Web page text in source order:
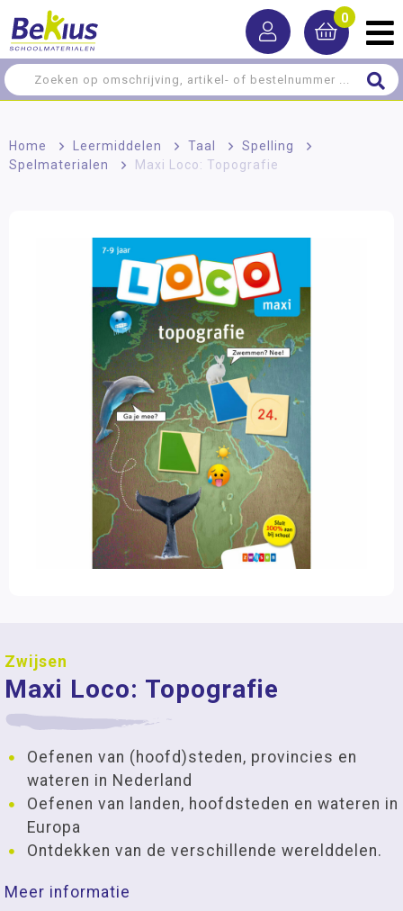
0
Home > Leermiddelen > Taal > Spelling
>
Spelmaterialen
> Maxi Loco: Topografie
Zwijsen
Maxi Loco: Topografie
Oefenen van (hoofd)steden, provincies en
wateren in Nederland
Oefenen van landen, hoofdsteden en wateren in
Europa
Ontdekken van de verschillende werelddelen.
Meer informatie